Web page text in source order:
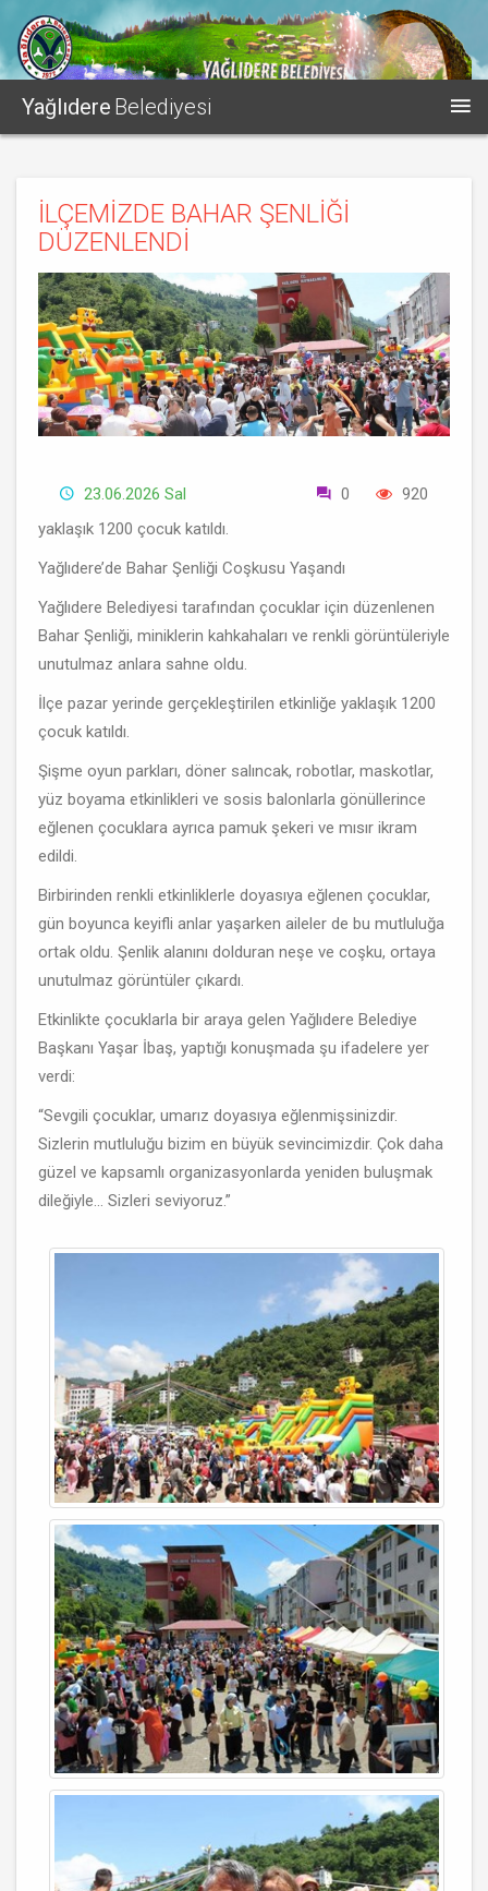
Yağlıdere Belediyesi
İLÇEMİZDE BAHAR ŞENLİĞİ
DÜZENLENDİ
23.06.2026 Sal 0
920
yaklaşık 1200 çocuk katıldı.
Yağlıdere’de Bahar Şenliği Coşkusu Yaşandı
Yağlıdere Belediyesi tarafından çocuklar için düzenlenen
Bahar Şenliği, miniklerin kahkahaları ve renkli görüntüleriyle
unutulmaz anlara sahne oldu.
İlçe pazar yerinde gerçekleştirilen etkinliğe yaklaşık 1200
çocuk katıldı.
Şişme oyun parkları, döner salıncak, robotlar, maskotlar,
yüz boyama etkinlikleri ve sosis balonlarla gönüllerince
eğlenen çocuklara ayrıca pamuk şekeri ve mısır ikram
edildi.
Birbirinden renkli etkinliklerle doyasıya eğlenen çocuklar,
gün boyunca keyifli anlar yaşarken aileler de bu mutluluğa
ortak oldu. Şenlik alanını dolduran neşe ve coşku, ortaya
unutulmaz görüntüler çıkardı.
Etkinlikte çocuklarla bir araya gelen Yağlıdere Belediye
Başkanı Yaşar İbaş, yaptığı konuşmada şu ifadelere yer
verdi:
“Sevgili çocuklar, umarız doyasıya eğlenmişsinizdir.
Sizlerin mutluluğu bizim en büyük sevincimizdir. Çok daha
güzel ve kapsamlı organizasyonlarda yeniden buluşmak
dileğiyle… Sizleri seviyoruz.”